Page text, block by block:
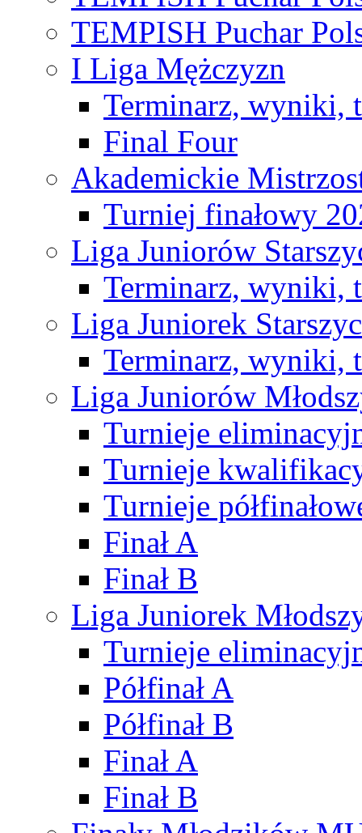
TEMPISH Puchar
I Liga Mężczyzn
Terminarz, wyniki,
Final Four
Akademickie
Turniej finałowy
Liga Juniorów
Terminarz, wyniki,
Liga Juniorek
Terminarz, wyniki,
Liga Juniorów
Turnieje
Turnieje
Turnieje
Finał A
Finał B
Liga Juniorek
Turnieje
Półfinał A
Półfinał B
Finał A
Finał B